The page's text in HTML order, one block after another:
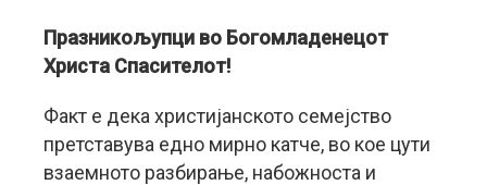
Празникољупци во Богомладенецот
Христа Спасителот!
Факт е дека христијанското семејство
претставува едно мирно катче, во кое цути
взаемното разбирање, набожноста и